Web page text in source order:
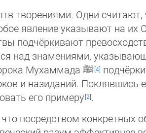
творениями. Одни
явление указывают на их
подчёркивают
над знамениями,
Мухаммада ﷺ
и назиданий. Поклявшись
его примеру
.
посредством конкретных